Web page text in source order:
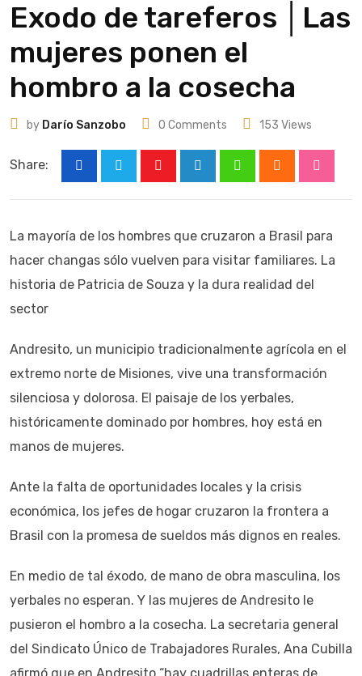
Exodo de tareferos │Las
mujeres ponen el
hombro a la cosecha
by Darío Sanzobo 0 Comments 153 Views
Share:
La mayoría de los hombres que cruzaron a Brasil para
hacer changas sólo vuelven para visitar familiares. La
historia de Patricia de Souza y la dura realidad del
sector
Andresito, un municipio tradicionalmente agrícola en el
extremo norte de Misiones, vive una transformación
silenciosa y dolorosa. El paisaje de los yerbales,
históricamente dominado por hombres, hoy está en
manos de mujeres.
Ante la falta de oportunidades locales y la crisis
económica, los jefes de hogar cruzaron la frontera a
Brasil con la promesa de sueldos más dignos en reales.
En medio de tal éxodo, de mano de obra masculina, los
yerbales no esperan. Y las mujeres de Andresito le
pusieron el hombro a la cosecha. La secretaria general
del Sindicato Único de Trabajadores Rurales, Ana Cubilla